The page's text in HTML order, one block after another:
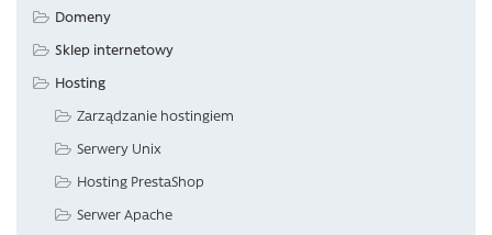
Domeny
Sklep internetowy
Hosting
Zarządzanie hostingiem
Serwery Unix
Hosting PrestaShop
Serwer Apache